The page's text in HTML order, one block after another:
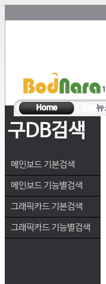
구DB검색
메인보드 기본검색
메인보드 기능별검색
그래픽카드 기본검색
그래픽카드 기능별검색